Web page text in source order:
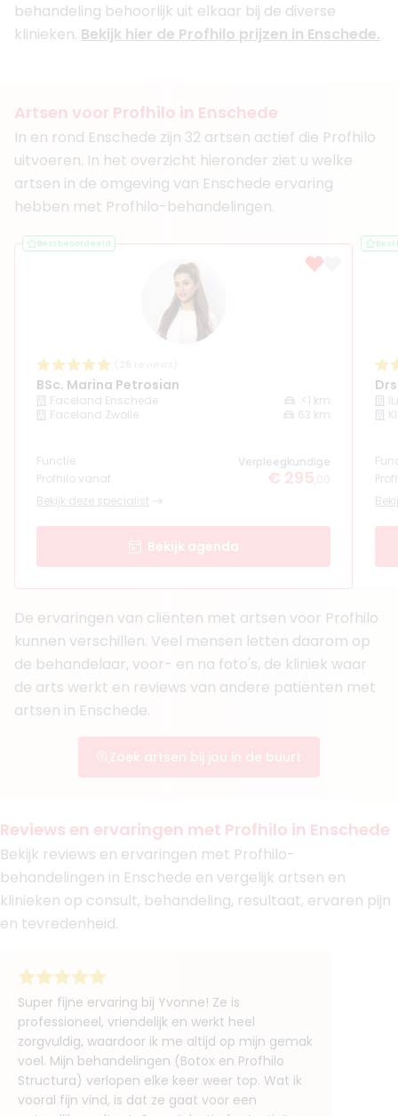
Bekijk artsprofiel
FunctieDermatoloog
Klinieken
Helon Huid- en Laserkliniek Hengelo
Helon Huid- en Laserkliniek Almelo
David Njoo Skin & Laser Clinics
Bekijk artsprofiel
28reviews)
4. Drs. Sacha Van Miltenburg
29924100001
Functie
Cosmetisch Arts KNMG i.o.
Aantal jaar ervaring
+ 3 meer
Bekijk artsprofiel
(28reviews)
BIG-nummer 09932325201
FunctieCosmetisch arts, Basisarts, Arts
Aantal jaar ervaring4 jaar
Klinieken
Aepril Cosmetisch Kliniek Hengelo
Boek consult
(27reviews)
6. Drs. Janneke Gilden
89918360701
Functie
Cosmetisch Arts KNMG, Cosmetisch arts
Aantal jaar ervaring8 jaar
Klinieken
Kliniek Zuiver
Boek consult
Bekijk artsprofiel
( 20reviews)
7. Drs. Rogier Meulenaar
behandeling behoorlijk uit elkaar bij de diverse
klinieken. Bekijk hier de Profhilo prijzen in Enschede.
Artsen voor Profhilo in Enschede
In en rond Enschede zijn 32 artsen actief die Profhilo
uitvoeren. In het overzicht hieronder ziet u welke
artsen in de omgeving van Enschede ervaring
hebben met Profhilo-behandelingen.
Best beoordeeld
BSc. Marina Petrosian
Faceland Enschede
<1 km
Faceland Zwolle
63 km
Functie
Verpleegkundige
Profhilo vanaf
€ 295 ,00
Bekijk deze specialist
Bekijk agenda
De ervaringen van cliënten met artsen voor Profhilo
kunnen verschillen. Veel mensen letten daarom op
de behandelaar, voor- en na foto's, de kliniek waar
de arts werkt en reviews van andere patiënten met
artsen in Enschede.
Zoek artsen bij jou in de buurt
Reviews en ervaringen met Profhilo in Enschede
Bekijk reviews en ervaringen met Profhilo-
behandelingen in Enschede en vergelijk artsen en
klinieken op consult, behandeling, resultaat, ervaren pijn
en tevredenheid.
Super fijne ervaring bij Yvonne! Ze is
professioneel, vriendelijk en werkt heel
zorgvuldig, waardoor ik me altijd op mijn gemak
voel. Mijn behandelingen (Botox en Profhilo
Structura) verlopen elke keer weer top. Wat ik
vooral fijn vind, is dat ze gaat voor een